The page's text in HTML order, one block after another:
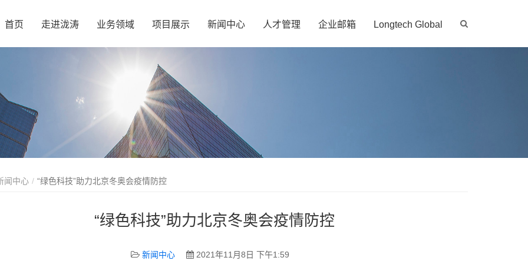
首页 走进泷涛 业务领域 项目展示 新闻中心 人才管理 企业邮箱 Longtech Global
闻中心 “绿色科技”助力北京冬奥会疫情防控
“绿色科技”助力北京冬奥会疫情防控
新闻中心 2021年11月8日 下午1:59